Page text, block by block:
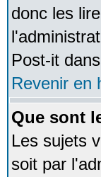
donc les
Post-it
Revenir en
Que sont
Les sujets
soit par